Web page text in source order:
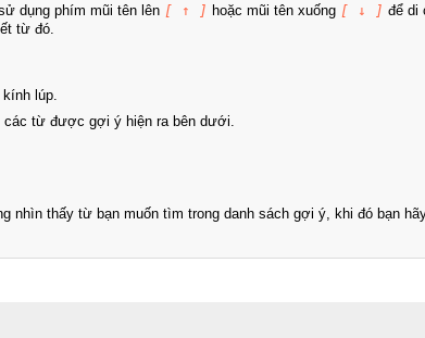
dụng phím mũi tên lên [ ↑ ] hoặc mũi tên xuống [ ↓ ] để di
từ đó.
lúp.
từ được gợi ý hiện ra bên dưới.
nhìn thấy từ bạn muốn tìm trong danh sách gợi ý, khi đó bạn